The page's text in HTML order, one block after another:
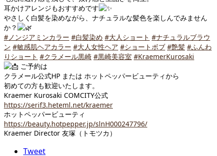
耳かけアレンジもおすすめです
やさしく白髪を染めながら、ナチュラルな髪色を楽しんでみません
か？
#ノンジアミンカラー #白髪染め #大人ショート #ナチュラルブラウ
ン #敏感肌ヘアカラー #大人女性ヘア #ショートボブ #艶髪 #ふんわ
りショート #クラメール黒崎 #黒崎美容室 #KraemerKurosaki
ご予約は
クラメール公式HP または ホットペッパービューティから
初めての方も歓迎いたします。
Kraemer Kurosaki COMCITY公式
https://serif3.heteml.net/kraemer
ホットペッパービューティ
https://beauty.hotpepper.jp/slnH000247796/
Kraemer Director 友塚（トモツカ）
Tweet